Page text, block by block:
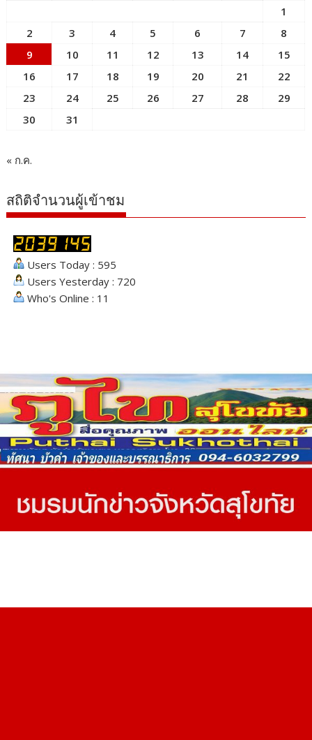
1
2
3 4 5 6 7
8
9
10 11 12 13 14
15
16
17 18 19 20 21
22
23
24 25 26 27 28
29
30
31
« ก.ค.
สถิติจำนวนผู้เข้าชม
Users Today : 595
Users Yesterday : 720
Who's Online : 11